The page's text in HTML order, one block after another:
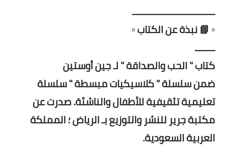
ـــــــــــــــــــــــــــــــــ
▫️ 📘 نبذة عن الكتاب ▫️
ــــــــ
كتاب " الحب والصداقة " لـ جين أوستين
ضمن سلسلة " كلاسيكيات مبسطة " سلسلة
تعليمية تثقيفية للأطفال والناشئة. صدرت عن
مكتبة جرير للنشر والتوزيع بـ الرياض ؛ المملكة
العربية السعودية.